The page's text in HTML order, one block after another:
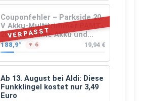
VERPASST
Couponfehler – Parkside 20
V Akku-Multitrimmer PAMT
20-Li A1 (ohne Akku und
Ladegerät)
188,9° ▼ 6 19,94 €
Ab 13. August bei Aldi: Diese
Funkklingel kostet nur 3,49
Euro